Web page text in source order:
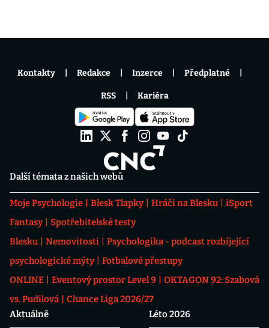
Další témata z našich webů
Moje Psychologie Blesk Tlapky Hráči na Blesku
iSport
Fantasy
Spotřebitelské testy
Blesku
Nemovitosti
Psychologika - podcast rozbíjející
psychologické mýty
Fotbalové přestupy
ONLINE
Eventový prostor Level 9
OKTAGON 92: Szabová
vs. Pudilová
Chance Liga 2026/27
Aktuálně
Léto 2026
Kontakty Redakce Inzerce Předplatné
RSS Kariéra